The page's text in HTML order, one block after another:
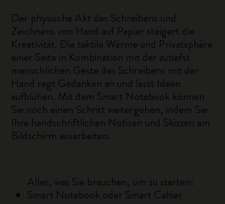
Der physische Akt des Schreibens und
Zeichnens von Hand auf Papier steigert die
Kreativität. Die taktile Wärme und Privatsphäre
einer Seite in Kombination mit der zutiefst
menschlichen Geste des Schreibens mit der
Hand regt Gedanken an und lässt Ideen
aufblühen. Mit dem Smart Notebook können
Sie noch einen Schritt weitergehen, indem Sie
Ihre handschriftlichen Notizen und Skizzen am
Bildschirm ausarbeiten.
Alles, was Sie brauchen, um zu starten:
Smart Notebook oder Smart Cahier